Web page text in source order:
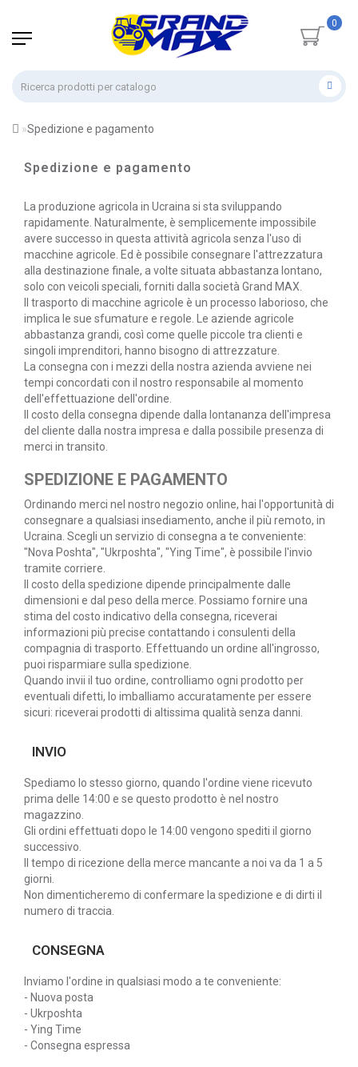
0
Spedizione e pagamento
Spedizione e pagamento
La produzione agricola in Ucraina si sta sviluppando
rapidamente. Naturalmente, è semplicemente impossibile
avere successo in questa attività agricola senza l'uso di
macchine agricole. Ed è possibile consegnare l'attrezzatura
alla destinazione finale, a volte situata abbastanza lontano,
solo con veicoli speciali, forniti dalla società Grand MAX.
Il trasporto di macchine agricole è un processo laborioso, che
implica le sue sfumature e regole. Le aziende agricole
abbastanza grandi, così come quelle piccole tra clienti e
singoli imprenditori, hanno bisogno di attrezzature.
La consegna con i mezzi della nostra azienda avviene nei
tempi concordati con il nostro responsabile al momento
dell'effettuazione dell'ordine.
Il costo della consegna dipende dalla lontananza dell'impresa
del cliente dalla nostra impresa e dalla possibile presenza di
merci in transito.
SPEDIZIONE E PAGAMENTO
Ordinando merci nel nostro negozio online, hai l'opportunità di
consegnare a qualsiasi insediamento, anche il più remoto, in
Ucraina. Scegli un servizio di consegna a te conveniente:
"Nova Poshta", "Ukrposhta", "Ying Time", è possibile l'invio
tramite corriere.
Il costo della spedizione dipende principalmente dalle
dimensioni e dal peso della merce. Possiamo fornire una
stima del costo indicativo della consegna, riceverai
informazioni più precise contattando i consulenti della
compagnia di trasporto. Effettuando un ordine all'ingrosso,
puoi risparmiare sulla spedizione.
Quando invii il tuo ordine, controlliamo ogni prodotto per
eventuali difetti, lo imballiamo accuratamente per essere
sicuri: riceverai prodotti di altissima qualità senza danni.
INVIO
Spediamo lo stesso giorno, quando l'ordine viene ricevuto
prima delle 14:00 e se questo prodotto è nel nostro
magazzino.
Gli ordini effettuati dopo le 14:00 vengono spediti il giorno
successivo.
Il tempo di ricezione della merce mancante a noi va da 1 a 5
giorni.
Non dimenticheremo di confermare la spedizione e di dirti il
numero di traccia.
CONSEGNA
Inviamo l'ordine in qualsiasi modo a te conveniente:
- Nuova posta
- Ukrposhta
- Ying Time
- Consegna espressa